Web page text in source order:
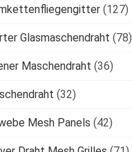
(127)
Glasmaschendraht (78)
Maschendraht (36)
(32)
Mesh Panels (42)